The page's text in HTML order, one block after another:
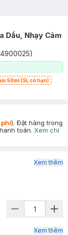
Dầu, Nhạy Cảm
)
50ml (SL có hạn)
phí). Đặt hàng trong
toán. Xem chi
Xem thêm
Xem thêm